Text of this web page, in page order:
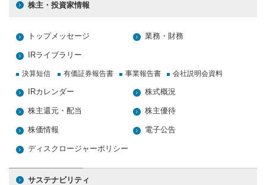
株主・投資家情報
トップメッセージ 業務・財務
IRライブラリー
決算短信 有価証券報告書 事業報告書 会社説明会資料
IRカレンダー 株式概況
株主還元・配当 株主優待
株価情報 電子公告
ディスクロージャーポリシー
サステナビリティ